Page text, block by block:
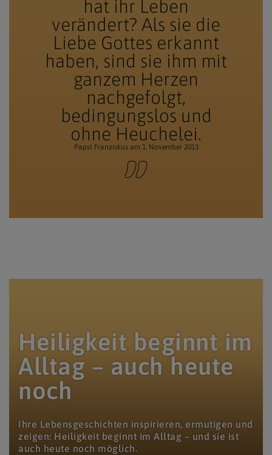
hat ihr Leben
verändert? Als sie die
Liebe Gottes erkannt
haben, sind sie ihm mit
ganzem Herzen
nachgefolgt,
bedingungslos und
ohne Heuchelei.
Papst Franziskus am 1. November 2013
Heiligkeit beginnt im
Alltag – auch heute
noch
Ihre Lebensgeschichten inspirieren, ermutigen und
zeigen: Heiligkeit beginnt im Alltag – und sie ist
auch heute noch möglich.